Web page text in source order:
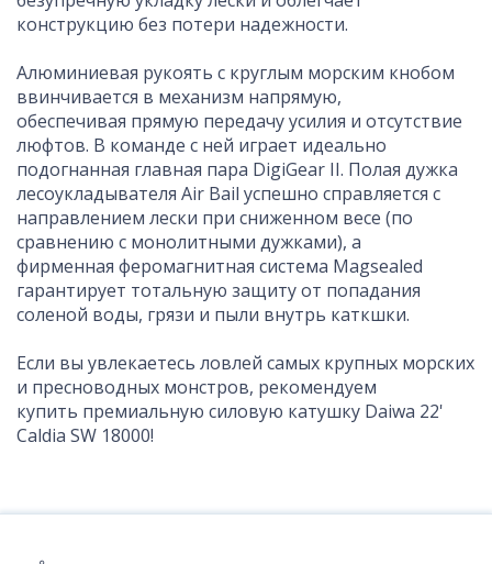
конструкцию без потери надежности.
Алюминиевая рукоять с круглым морским кнобом
ввинчивается в механизм напрямую,
обеспечивая прямую передачу усилия и отсутствие
люфтов. В команде с ней играет идеально
подогнанная главная пара DigiGear II. Полая дужка
лесоукладывателя Air Bail успешно справляется с
направлением лески при сниженном весе (по
сравнению с монолитными дужками), а
фирменная феромагнитная система Magsealed
гарантирует тотальную защиту от попадания
соленой воды, грязи и пыли внутрь каткшки.
Если вы увлекаетесь ловлей самых крупных морских
и пресноводных монстров, рекомендуем
купить премиальную силовую катушку Daiwa 22'
Caldia SW 18000!